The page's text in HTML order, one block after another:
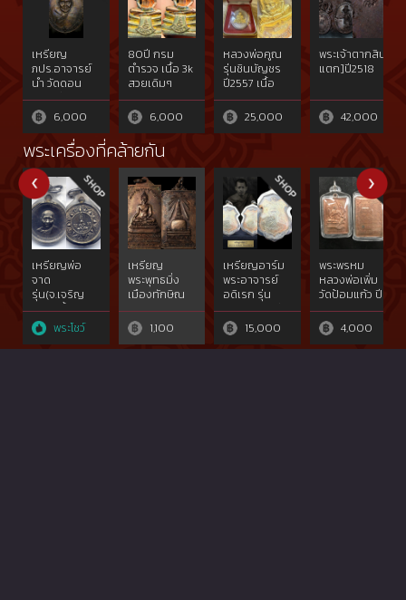
เหรียญ
ภปร.อาจารย์
นำ วัดดอน
ศาลาปี20
6,000
80ปี กรม
ตำรวจ เนื้อ 3k
สวยเดิมๆ
6,000
หลวงพ่อคูณ
รุ่นชินบัญชร
ปี2557 เนื้อ
เงินหน้ากาก
ทองคำ ไม่ตัด
ปีก
25,000
พระเจ้าตากสิน(น
แตก]ปี2518
42,000
พระเครื่องที่คล้ายกัน
เหรียญพ่อ
จาด
รุ่น(จ.เจริญ
ลาภ)เนื้อเงิน
สวยแชมป์ วัด
บางกระเบา
จ.ปราจีนบุรี{rare
พระโชว์
เหรียญ
พระพุทธมิ่ง
เมืองทักษิณ
พระบรมธาตุ
จ.นครศรีธรรมราช
ปี2522
1,100
เหรียญอาร์ม
พระอาจารย์
อดิเรก รุ่น
สร้างวิหาร ปี
256215,000
พระพรหม
หลวงพ่อเพิ่ม
วัดป้อมแก้ว ปี
44
4,000